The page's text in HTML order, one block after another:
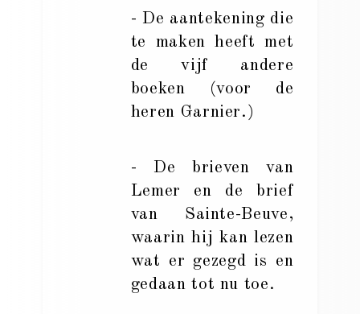
- De aantekening die
te maken heeft met
de vijf andere
boeken (voor de
heren Garnier.)
- De brieven van
Lemer en de brief
van Sainte-Beuve,
waarin hij kan lezen
wat er gezegd is en
gedaan tot nu toe.